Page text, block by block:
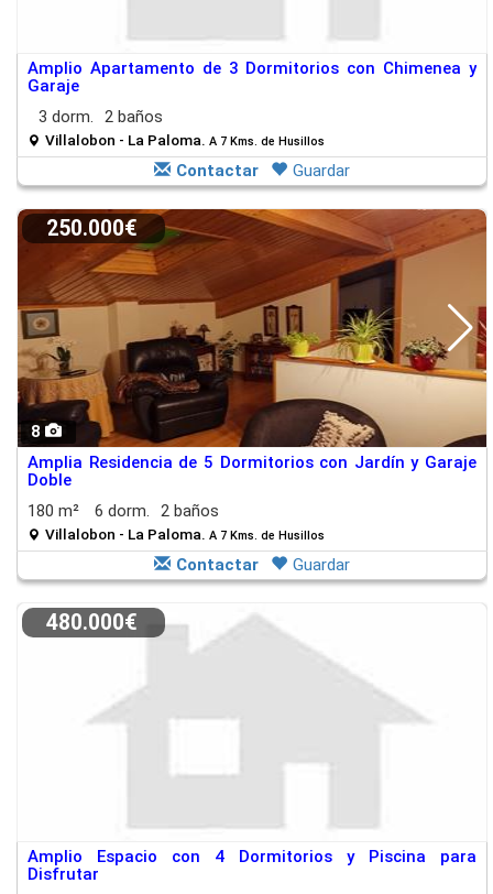
Amplio Apartamento de 3 Dormitorios con Chimenea y
Garaje
3 dorm.
2 baños
Villalobon - La Paloma. A 7 Kms. de Husillos
Contactar Guardar
8
250.000€
Amplia Residencia de 5 Dormitorios con Jardín y Garaje
Doble
180 m²
6 dorm. 2 baños
Villalobon - La Paloma. A 7 Kms. de Husillos
Contactar Guardar
480.000€
Amplio Espacio con 4 Dormitorios y Piscina para
Disfrutar